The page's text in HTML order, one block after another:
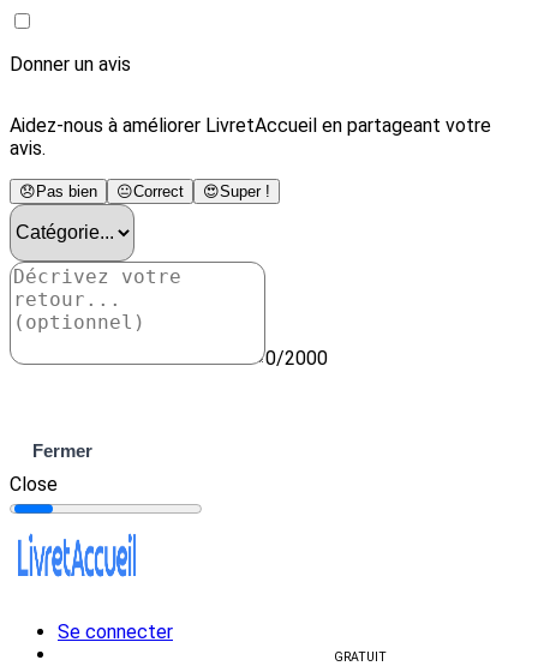
Donner un avis
Aidez-nous à améliorer LivretAccueil en partageant votre
avis.
😞 Pas bien 😐Correct 😍Super !
0/2000
Fermer
Close
Se connecter
GRATUIT